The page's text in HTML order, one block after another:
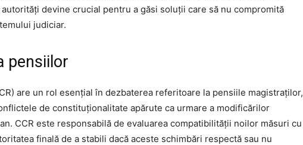
devine crucial pentru a găsi soluții care să nu compromită
judiciar.
pensiilor
are un rol esențial în dezbaterea referitoare la pensiile magistraților,
de constituționalitate apărute ca urmare a modificărilor
CCR este responsabilă de evaluarea compatibilității noilor măsuri cu
finală de a stabili dacă aceste schimbări respectă sau nu